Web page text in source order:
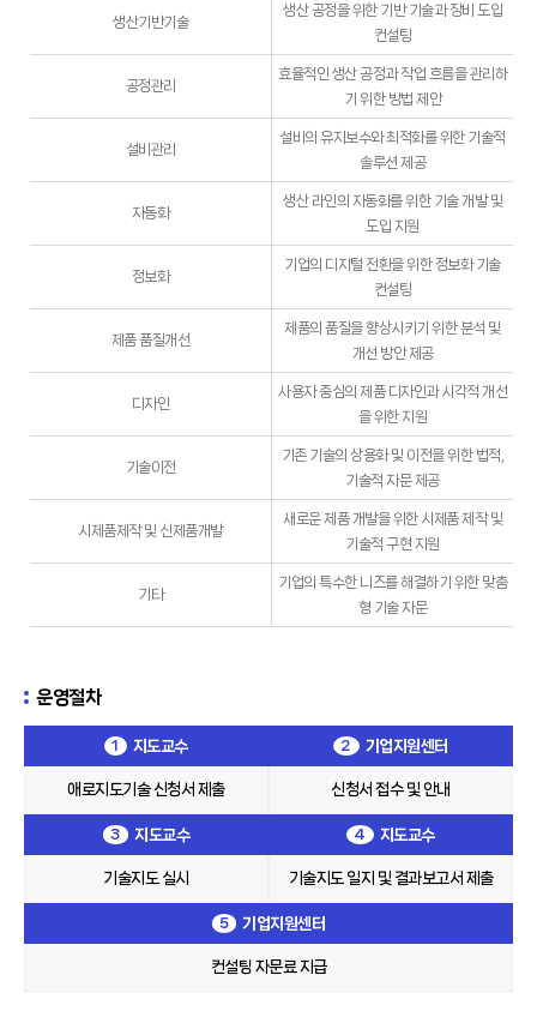
생산기반기술
생산 공정을 위한 기반 기술과 장비 도입
컨설팅
공정관리
효율적인 생산 공정과 작업 흐름을 관리하
기 위한 방법 제안
설비관리
설비의 유지보수와 최적화를 위한 기술적
솔루션 제공
자동화
생산 라인의 자동화를 위한 기술 개발 및
도입 지원
정보화
기업의 디지털 전환을 위한 정보화 기술
컨설팅
제품 품질개선
제품의 품질을 향상시키기 위한 분석 및
개선 방안 제공
디자인
사용자 중심의 제품 디자인과 시각적 개선
을 위한 지원
기술이전
기존 기술의 상용화 및 이전을 위한 법적,
기술적 자문 제공
시제품제작 및 신제품개발
새로운 제품 개발을 위한 시제품 제작 및
기술적 구현 지원
기타
기업의 특수한 니즈를 해결하기 위한 맞춤
형 기술 자문
운영절차
1 지도교수
애로지도기술 신청서 제출
2 기업지원센터
신청서 접수 및 안내
3 지도교수
기술지도 실시
4 지도교수
기술지도 일지 및 결과보고서 제출
5 기업지원센터
컨설팅 자문료 지급